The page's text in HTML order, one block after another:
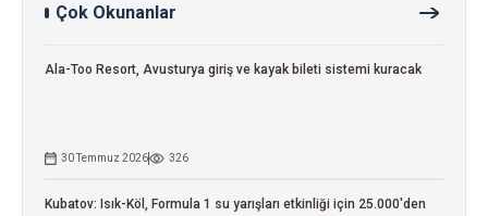
Çok Okunanlar
Ala-Too Resort, Avusturya giriş ve kayak bileti sistemi kuracak
30 Temmuz 2026 326
Kubatov: Isık-Köl, Formula 1 su yarışları etkinliği için 25.000'den